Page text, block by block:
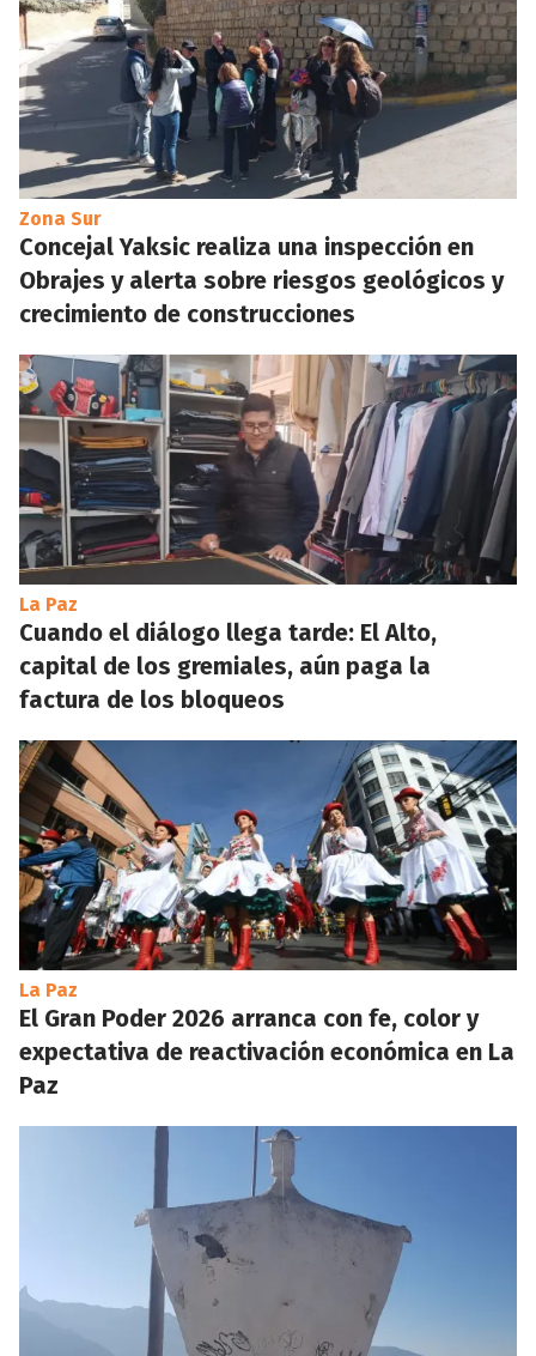
Zona Sur
Concejal Yaksic realiza una inspección en
Obrajes y alerta sobre riesgos geológicos y
crecimiento de construcciones
La Paz
Cuando el diálogo llega tarde: El Alto,
capital de los gremiales, aún paga la
factura de los bloqueos
La Paz
El Gran Poder 2026 arranca con fe, color y
expectativa de reactivación económica en La
Paz